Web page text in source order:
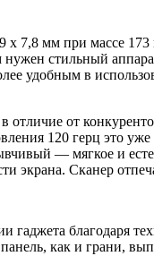
7,8 мм при массе
стильный
удобным в
от
120 герц это
— мягкое и
экрана. Сканер
благодаря
как и грани,